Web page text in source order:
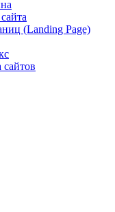
(Landing Page)